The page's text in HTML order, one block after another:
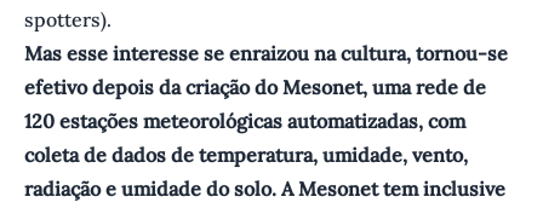
spotters).
Mas esse interesse se enraizou na cultura, tornou-se
efetivo depois da criação do Mesonet, uma rede de
120 estações meteorológicas automatizadas, com
coleta de dados de temperatura, umidade, vento,
radiação e umidade do solo. A Mesonet tem inclusive